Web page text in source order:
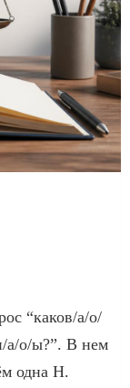
“каков/а/о/
а/о/ы?”. В нем
одна Н.